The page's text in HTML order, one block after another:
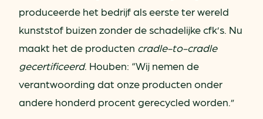
produceerde het bedrijf als eerste ter wereld
kunststof buizen zonder de schadelijke cfk’s. Nu
maakt het de producten cradle-to-cradle
gecertificeerd. Houben: “Wij nemen de
verantwoording dat onze producten onder
andere honderd procent gerecycled worden.”